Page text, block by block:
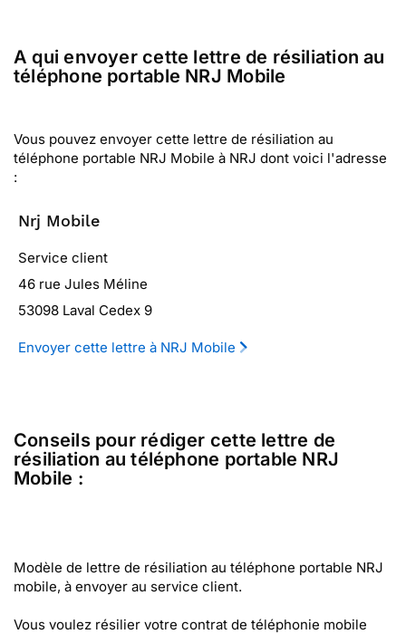
A qui envoyer cette lettre de résiliation au
téléphone portable NRJ Mobile
Vous pouvez envoyer cette lettre de résiliation au
téléphone portable NRJ Mobile à NRJ dont voici l'adresse
:
Nrj Mobile
Service client
46 rue Jules Méline
53098 Laval Cedex 9
Envoyer cette lettre à NRJ Mobile
Conseils pour rédiger cette lettre de
résiliation au téléphone portable NRJ
Mobile :
Modèle de lettre de résiliation au téléphone portable NRJ
mobile, à envoyer au service client.
Vous voulez résilier votre contrat de téléphonie mobile